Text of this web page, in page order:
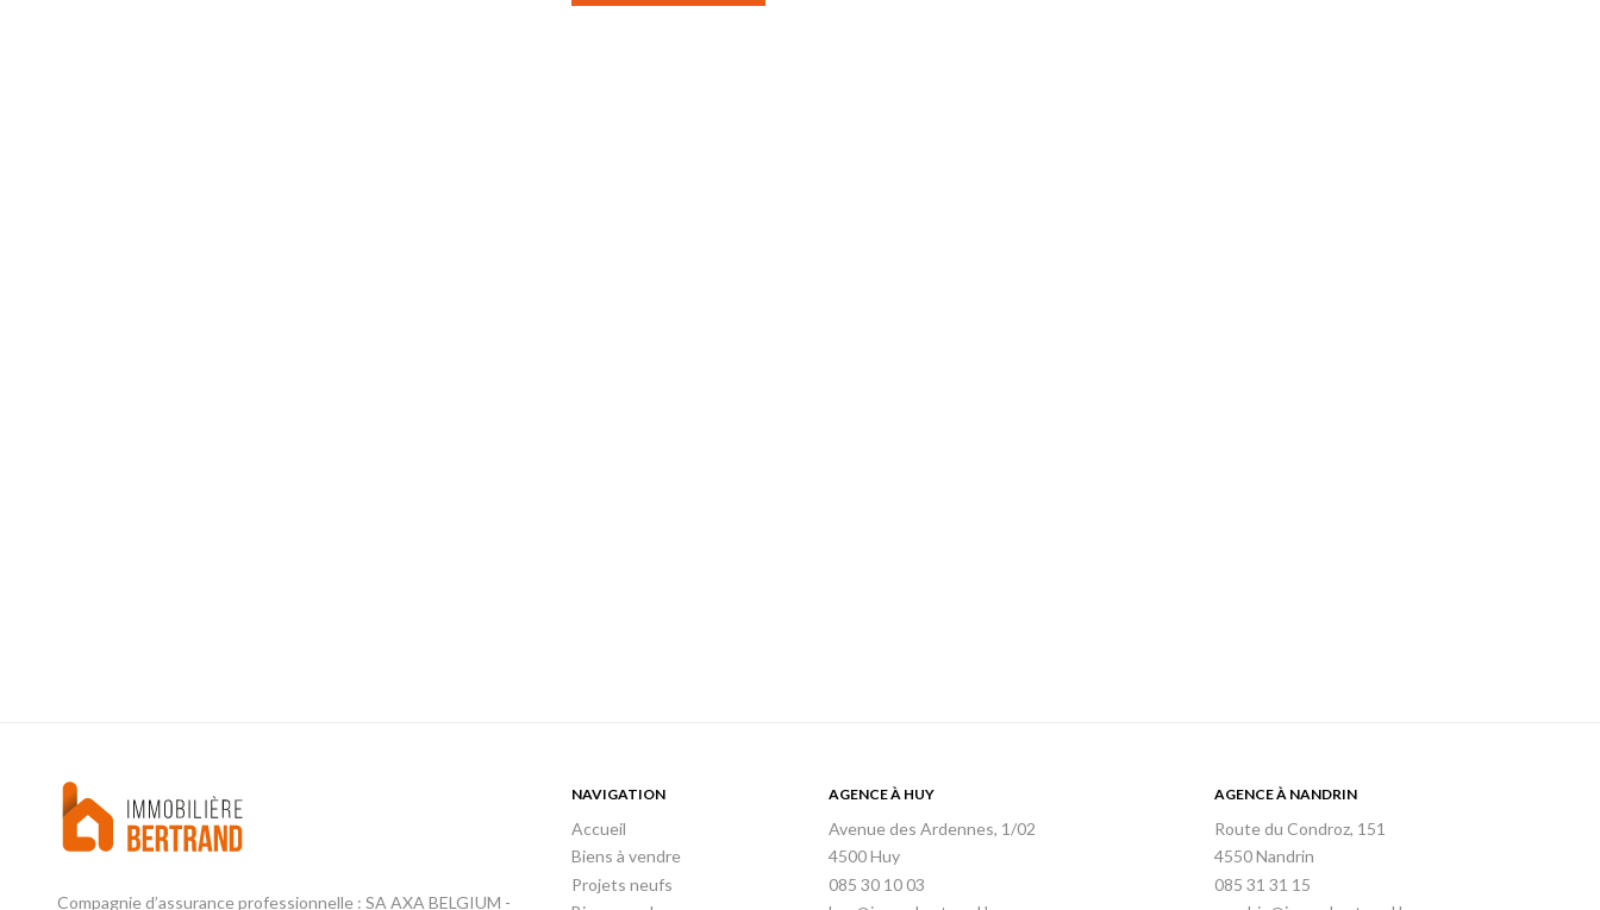
Compagnie d’assurance professionnelle : SA AXA BELGIUM -
NAVIGATION
Accueil
Biens à vendre
Projets neufs
AGENCE À HUY
Avenue des Ardennes, 1/02
4500 Huy
085 30 10 03
AGENCE À NANDRIN
Route du Condroz, 151
4550 Nandrin
085 31 31 15